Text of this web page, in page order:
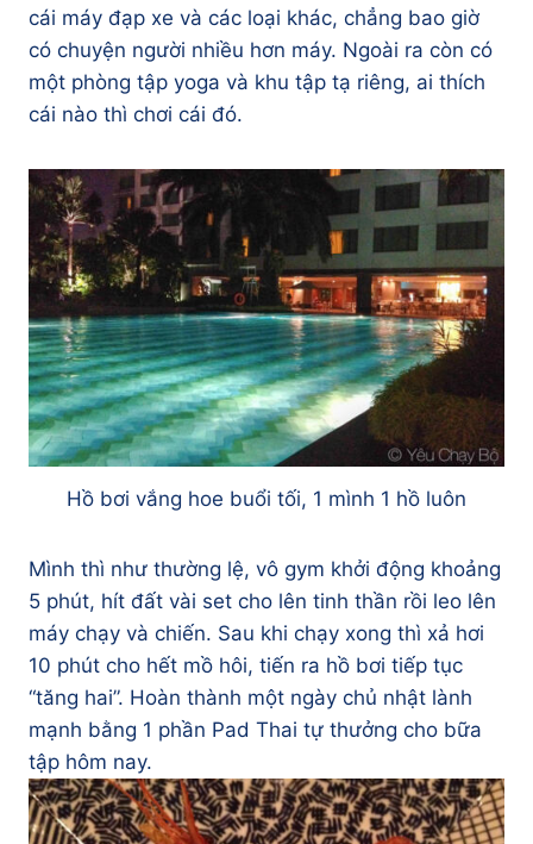
cái máy đạp xe và các loại khác, chẳng bao giờ
có chuyện người nhiều hơn máy. Ngoài ra còn có
một phòng tập yoga và khu tập tạ riêng, ai thích
cái nào thì chơi cái đó.
Hồ bơi vắng hoe buổi tối, 1 mình 1 hồ luôn
Mình thì như thường lệ, vô gym khởi động khoảng
5 phút, hít đất vài set cho lên tinh thần rồi leo lên
máy chạy và chiến. Sau khi chạy xong thì xả hơi
10 phút cho hết mồ hôi, tiến ra hồ bơi tiếp tục
“tăng hai”. Hoàn thành một ngày chủ nhật lành
mạnh bằng 1 phần Pad Thai tự thưởng cho bữa
tập hôm nay.